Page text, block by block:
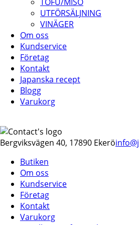
UTFÖRSÄLJNING
VINÄGER
Om oss
Kundservice
Företag
Kontakt
Japanska recept
Blogg
Varukorg
Bergviksvägen 40, 17890 Ekerö
Butiken
Om oss
Kundservice
Företag
Kontakt
Varukorg